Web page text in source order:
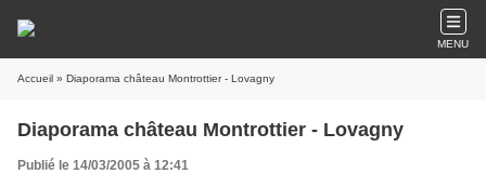
MENU
Accueil » Diaporama château Montrottier - Lovagny
Diaporama château Montrottier - Lovagny
Publié le 14/03/2005 à 12:41